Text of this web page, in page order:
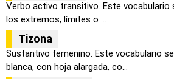
Verbo activo transitivo. Este vocabulario
los extremos, límites o ...
Tizona
Sustantivo femenino. Este vocabulario
blanca, con hoja alargada, co...